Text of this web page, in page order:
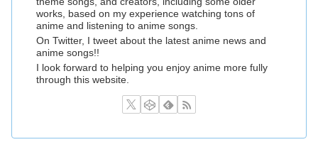
works, based on my experience watching tons of
anime and listening to anime songs.
On Twitter, I tweet about the latest anime news and
anime songs!!
I look forward to helping you enjoy anime more fully
through this website.